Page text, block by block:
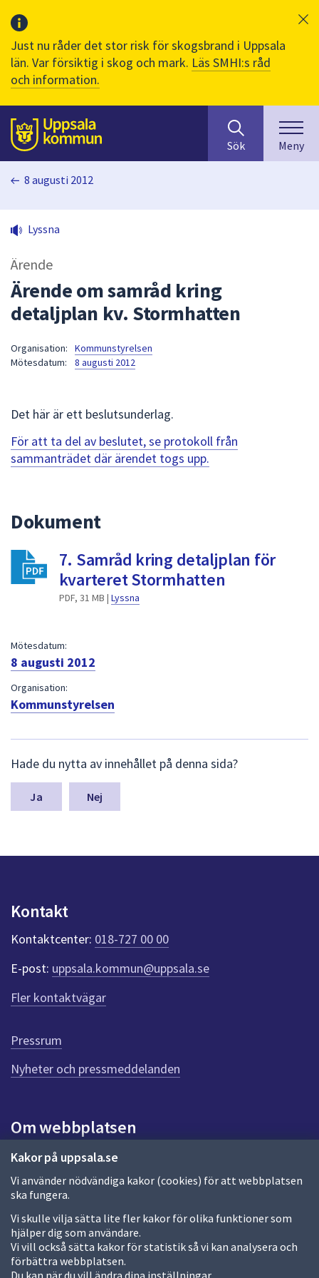
Just nu råder det stor risk för skogsbrand i Uppsala
län. Var försiktig i skog och mark. Läs SMHI:s råd
och information.
Till sidans
huvudinnehåll
efter
innehåll
på
sökfältet
kommer
sökförslag
för
att
navigera
för
att
Sök Meny
Kakor på uppsala.se
Vi använder nödvändiga kakor (cookies) för att webbplatsen
ska fungera.
Vi skulle vilja sätta lite fler kakor för olika funktioner som
hjälper dig som användare.
Vi vill också sätta kakor för statistik så vi kan analysera och
förbättra webbplatsen.
Du kan när du vill ändra dina inställningar.
8 augusti 2012
Lyssna
Ärende
Ärende om samråd kring
detaljplan kv. Stormhatten
Organisation:
Kommunstyrelsen
Mötesdatum:
8 augusti 2012
Det här är ett beslutsunderlag.
För att ta del av beslutet, se protokoll från
sammanträdet där ärendet togs upp.
Dokument
7. Samråd kring detaljplan för
kvarteret Stormhatten
PDF, 31 MB | Lyssna
Mötesdatum:
8 augusti 2012
Organisation:
Kommunstyrelsen
ä
m
a
n
k
t
e
r
f
ö
r
e
n
n
a
d
a
Hade du nytta av innehållet på denna sida?
Nej
Kontakt
Kontaktcenter: 018-727 00 00
E-post: uppsala.kommun@uppsala.se
Fler kontaktvägar
Pressrum
Nyheter och pressmeddelanden
Om webbplatsen
Om webbplatsen
Allmänna handlingar och diarium
Behandling av personuppgifter
Kakor
Språk (other languages)